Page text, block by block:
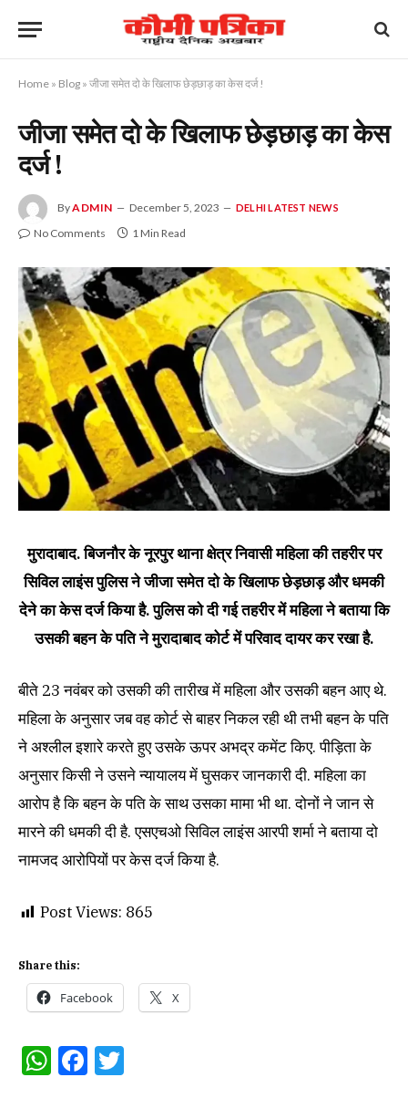
Home » Blog » जीजा समेत दो के खिलाफ छेड़छाड़ का केस दर्ज !
जीजा समेत दो के खिलाफ छेड़छाड़ का केस
दर्ज !
ByADMIN December 5, 2023 DELHI LATEST NEWS
No Comments 1 Min Read
मुरादाबाद. बिजनौर के नूरपुर थाना क्षेत्र निवासी महिला की तहरीर पर
सिविल लाइंस पुलिस ने जीजा समेत दो के खिलाफ छेड़छाड़ और धमकी
देने का केस दर्ज किया है. पुलिस को दी गई तहरीर में महिला ने बताया कि
उसकी बहन के पति ने मुरादाबाद कोर्ट में परिवाद दायर कर रखा है.
बीते 23 नवंबर को उसकी की तारीख में महिला और उसकी बहन आए थे.
महिला के अनुसार जब वह कोर्ट से बाहर निकल रही थी तभी बहन के पति
ने अश्लील इशारे करते हुए उसके ऊपर अभद्र कमेंट किए. पीड़िता के
अनुसार किसी ने उसने न्यायालय में घुसकर जानकारी दी. महिला का
आरोप है कि बहन के पति के साथ उसका मामा भी था. दोनों ने जान से
मारने की धमकी दी है. एसएचओ सिविल लाइंस आरपी शर्मा ने बताया दो
नामजद आरोपियों पर केस दर्ज किया है.
Post Views: 865
Share this:
Facebook X
WhatsApp
Facebook